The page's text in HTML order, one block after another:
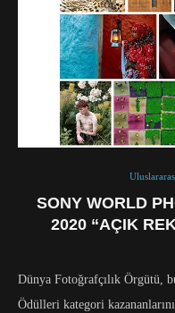
SONY WORLD
2020 “AÇIK
Dünya Fotoğrafçılık Örgütü,
Ödülleri kategori